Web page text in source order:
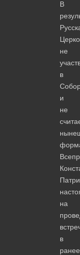
В
не
в
и
не
на
в
ранее